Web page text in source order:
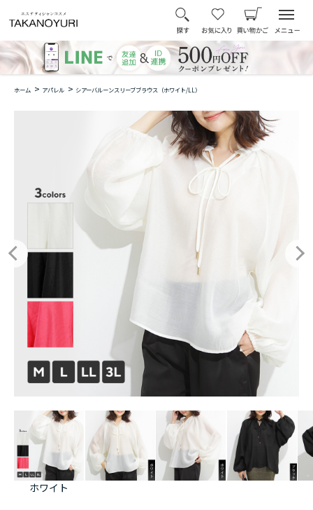
ホーム > アパレル > シアーバルーンスリーブブラウス（ホワイト/LL）
ホワイト